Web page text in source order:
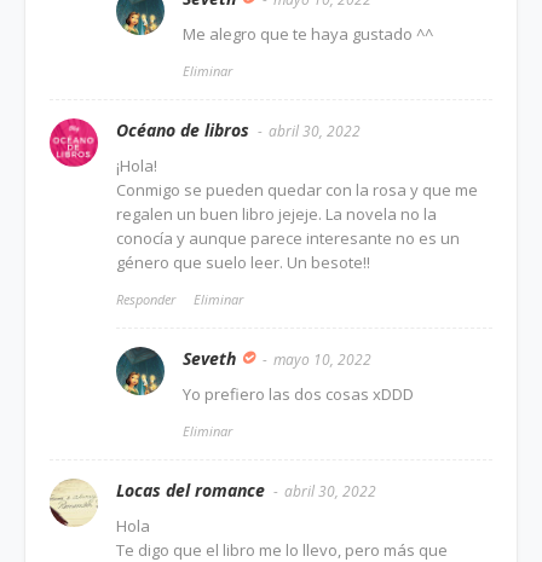
Me alegro que te haya gustado ^^
Eliminar
Océano de libros abril 30, 2022
¡Hola!
Conmigo se pueden quedar con la rosa y que me
regalen un buen libro jejeje. La novela no la
conocía y aunque parece interesante no es un
género que suelo leer. Un besote!!
Responder Eliminar
Seveth mayo 10, 2022
Yo prefiero las dos cosas xDDD
Eliminar
Locas del romance abril 30, 2022
Hola
Te digo que el libro me lo llevo, pero más que